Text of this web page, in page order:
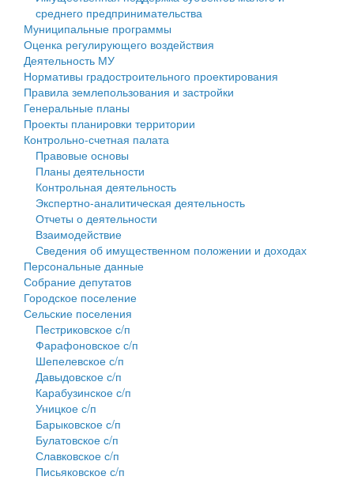
Нормативы градостроительного проектирования
Правила землепользования и застройки
Генеральные планы
Проекты планировки территории
Собрание депутатов
Городское поселение
Сельские поселения
среднего предпринимательства
Муниципальные программы
Оценка регулирующего воздействия
Деятельность МУ
Нормативы градостроительного проектирования
Правила землепользования и застройки
Генеральные планы
Проекты планировки территории
Контрольно-счетная палата
Правовые основы
Планы деятельности
Контрольная деятельность
Экспертно-аналитическая деятельность
Отчеты о деятельности
Взаимодействие
Сведения об имущественном положении и доходах
Персональные данные
Собрание депутатов
Городское поселение
Сельские поселения
Пестриковское с/п
Фарафоновское с/п
Шепелевское с/п
Давыдовское с/п
Карабузинское с/п
Уницкое с/п
Барыковское с/п
Булатовское с/п
Славковское с/п
Письяковское с/п